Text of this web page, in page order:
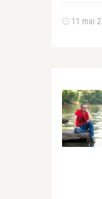
11 mai